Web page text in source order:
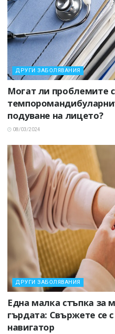
ДРУГИ ЗАБОЛЯВАНИЯ
Могат ли проблемите с
подуване на лицето?
08/03/2024
ДРУГИ ЗАБОЛЯВАНИЯ
Една малка стъпка за
гърдата: Свържете се
навигатор